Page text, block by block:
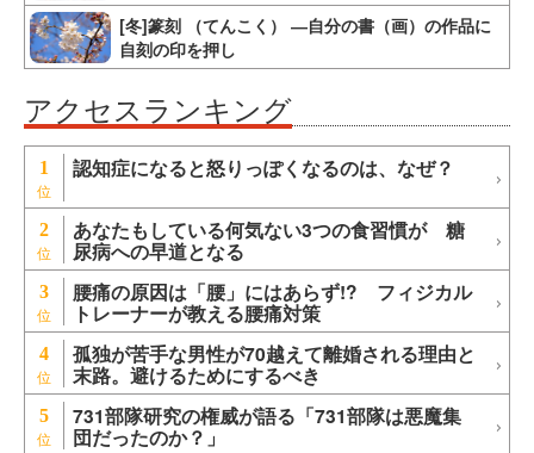
[冬]篆刻 （てんこく） ―自分の書（画）の作品に
自刻の印を押し
アクセスランキング
1 認知症になると怒りっぽくなるのは、なぜ？
2 あなたもしている何気ない3つの食習慣が 糖
尿病への早道となる
3 腰痛の原因は「腰」にはあらず!? フィジカル
トレーナーが教える腰痛対策
4 孤独が苦手な男性が70越えて離婚される理由と
末路。避けるためにするべき
5 731部隊研究の権威が語る「731部隊は悪魔集
団だったのか？」